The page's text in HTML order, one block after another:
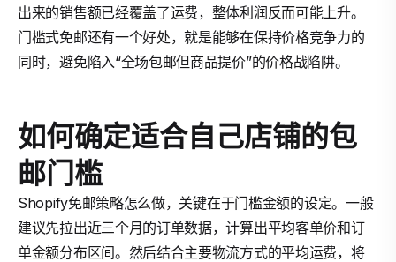
出来的销售额已经覆盖了运费，整体利润反而可能上升。
门槛式免邮还有一个好处，就是能够在保持价格竞争力的
同时，避免陷入“全场包邮但商品提价”的价格战陷阱。
如何确定适合自己店铺的包
邮门槛
Shopify免邮策略怎么做，关键在于门槛金额的设定。一般
建议先拉出近三个月的订单数据，计算出平均客单价和订
单金额分布区间。然后结合主要物流方式的平均运费，将